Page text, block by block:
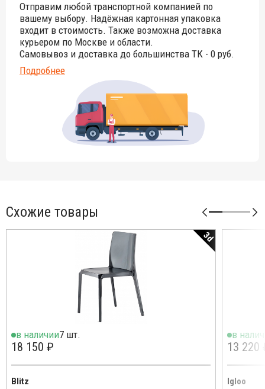
Отправим любой транспортной компанией по
вашему выбору. Надёжная картонная упаковка
входит в стоимость. Также возможна доставка
курьером по Москве и области.
Самовывоз и доставка до большинства ТК - 0 руб.
Подробнее
Схожие товары
3d
в наличии7 шт.
18 150 ₽
Blitz
в
13 220
Igloo